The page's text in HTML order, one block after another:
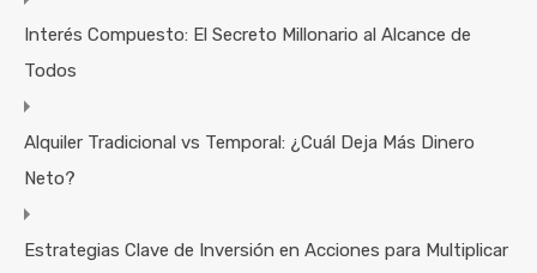
Interés Compuesto: El Secreto Millonario al Alcance de
Todos
Alquiler Tradicional vs Temporal: ¿Cuál Deja Más Dinero
Neto?
Estrategias Clave de Inversión en Acciones para Multiplicar